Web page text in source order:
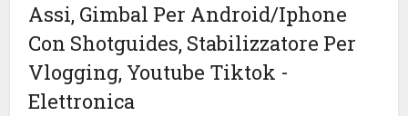
Assi, Gimbal Per Android/Iphone
Con Shotguides, Stabilizzatore Per
Vlogging, Youtube Tiktok -
Elettronica